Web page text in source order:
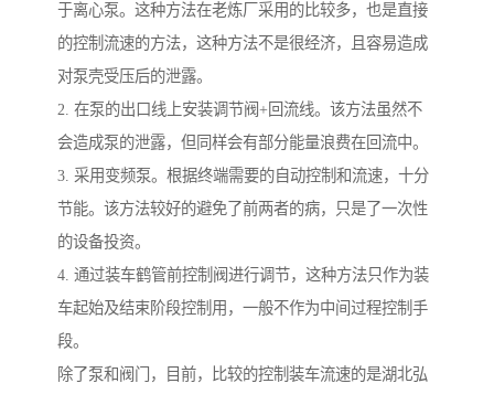
于离心泵。这种方法在老炼厂采用的比较多，也是直接
的控制流速的方法，这种方法不是很经济，且容易造成
对泵壳受压后的泄露。
2. 在泵的出口线上安装调节阀+回流线。该方法虽然不
会造成泵的泄露，但同样会有部分能量浪费在回流中。
3. 采用变频泵。根据终端需要的自动控制和流速，十分
节能。该方法较好的避免了前两者的病，只是了一次性
的设备投资。
4. 通过装车鹤管前控制阀进行调节，这种方法只作为装
车起始及结束阶段控制用，一般不作为中间过程控制手
段。
除了泵和阀门，目前，比较的控制装车流速的是湖北弘